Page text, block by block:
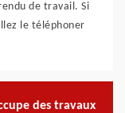
de travail. Si
le téléphoner
des travaux